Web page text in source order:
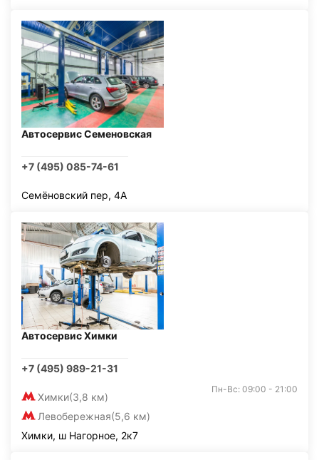
Автосервис Семеновская
+7 (495) 085-74-61
Семёновский пер, 4А
Автосервис Химки
+7 (495) 989-21-31
Химки(3,8 км)
Левобережная(5,6 км)
Пн-Вс: 09:00 - 21:00
Химки, ш Нагорное, 2к7